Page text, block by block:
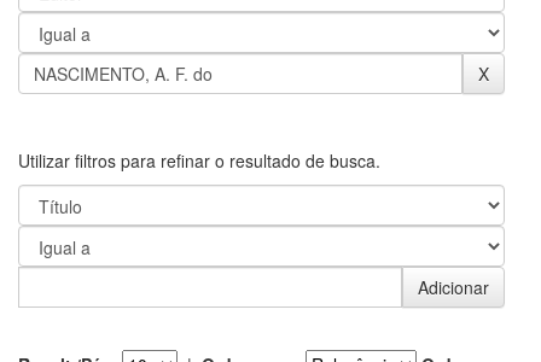
Utilizar filtros para refinar o resultado de busca.